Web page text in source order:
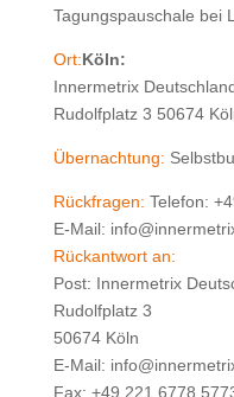
Tagungspauschale bei
Ort:Köln:
Innermetrix
Rudolfplatz 3 50674
Übernachtung:
Rückfragen: Telefon:
E-Mail:
Rückantwort an:
Post: Innermetrix
Rudolfplatz 3
50674 Köln
E-Mail:
Fax: +49 221 6778